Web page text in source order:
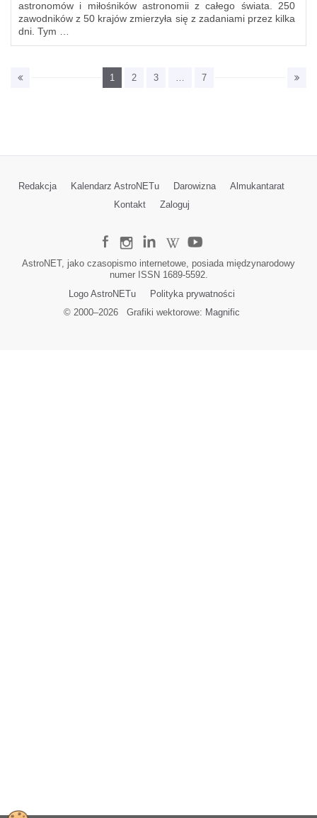
astronomów i miłośników astronomii z całego świata. 250
zawodników z 50 krajów zmierzyła się z zadaniami przez kilka
dni. Tym …
1 2 3 … 7
Redakcja Kalendarz AstroNETu Darowizna
Almukantarat
Kontakt
Zaloguj
AstroNET, jako czasopismo internetowe, posiada międzynarodowy
numer ISSN 1689-5592.
Logo AstroNETu
Polityka prywatności
© 2000–2026Grafiki wektorowe: Magnific